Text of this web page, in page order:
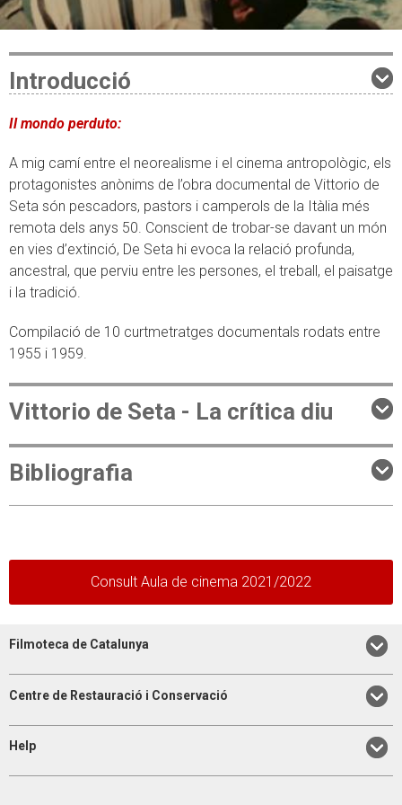
Introducció
Il mondo perduto:
A mig camí entre el neorealisme i el cinema antropològic, els
protagonistes anònims de l’obra documental de Vittorio de
Seta són pescadors, pastors i camperols de la Itàlia més
remota dels anys 50. Conscient de trobar-se davant un món
en vies d’extinció, De Seta hi evoca la relació profunda,
ancestral, que perviu entre les persones, el treball, el paisatge
i la tradició.
Compilació de 10 curtmetratges documentals rodats entre
1955 i 1959.
Vittorio de Seta - La crítica diu
Bibliografia
Consult Aula de cinema 2021/2022
Filmoteca de Catalunya
Centre de Restauració i Conservació
Help